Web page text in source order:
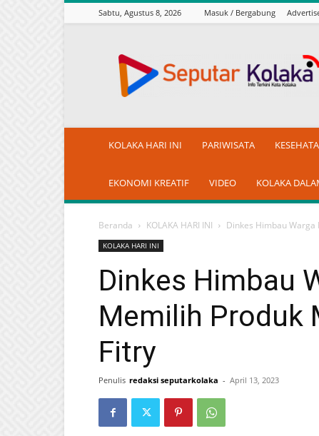
Sabtu, Agustus 8, 2026 Masuk / Bergabung
KOLAKA HARI INI PARIWISATA
EKONOMI KREATIF VIDEO KOLAKA
Beranda KOLAKA HARI INI Dinkes Himbau Warga
KOLAKA HARI INI
Dinkes Himbau
Memilih Produk
Fitry
Penulis redaksi seputarkolaka - April 13, 2023